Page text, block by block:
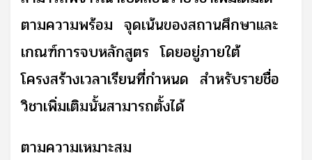
ตามความพร้อม จุดเน้นของสถานศึกษาและ
เกณฑ์การจบหลักสูตร โดยอยู่ภายใต้
โครงสร้างเวลาเรียนที่กำหนด สำหรับรายชื่อ
วิชาเพิ่มเติมนั้นสามารถตั้งได้
ตามความเหมาะสม